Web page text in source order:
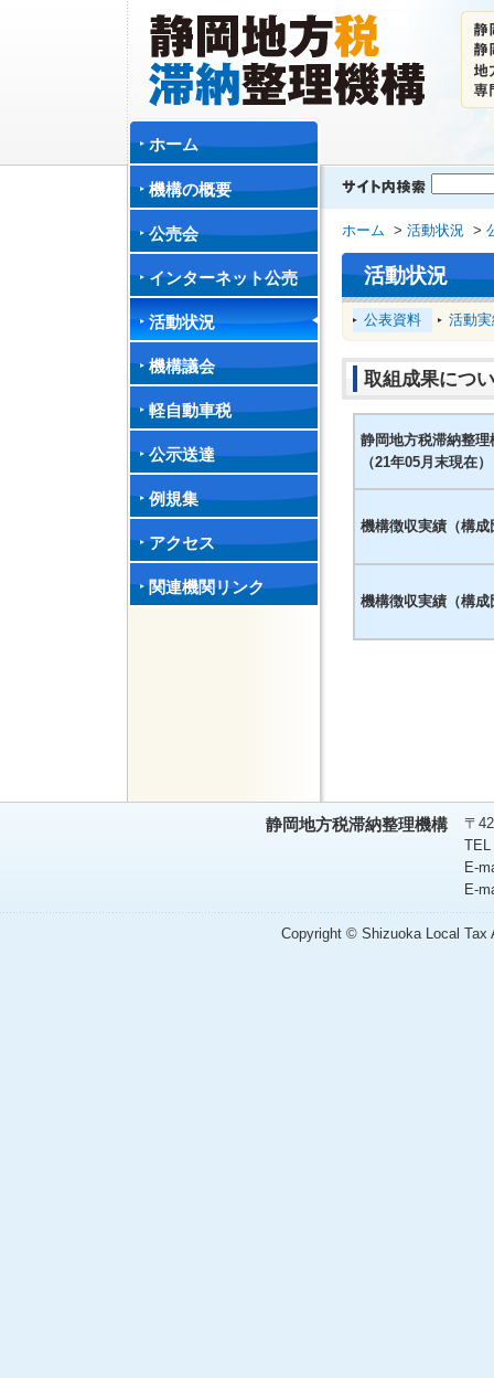
ホーム
機構の概要
公売会
インターネット公売
活動状況
機構議会
軽自動車税
公示送達
例規集
アクセス
関連機関リンク
ホーム > 活動状況 >
活動状況
公表資料 活動
取組成果につ
静岡地方税滞納整
（21年05月末現在）
機構徴収実績（構
機構徴収実績（構
静岡地方税滞納整理機構
〒
TEL
E-
E-
Copyright © Shizuoka Local Tax